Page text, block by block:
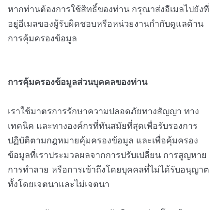
หากท่านต้องการใช้สิทธิ์ของท่าน กรุณาส่งอีเมลไปยังที่
อยู่อีเมลของผู้รับผิดชอบหรือหน่วยงานกำกับดูแลด้าน
การคุ้มครองข้อมูล
การคุ้มครองข้อมูลส่วนบุคคลของท่าน
เราใช้มาตรการรักษาความปลอดภัยทางสัญญา ทาง
เทคนิค และทางองค์กรที่ทันสมัยที่สุดเพื่อรับรองการ
ปฏิบัติตามกฎหมายคุ้มครองข้อมูล และเพื่อคุ้มครอง
ข้อมูลที่เราประมวลผลจากการปรับเปลี่ยน การสูญหาย
การทำลาย หรือการเข้าถึงโดยบุคคลที่ไม่ได้รับอนุญาต
ทั้งโดยเจตนาและไม่เจตนา